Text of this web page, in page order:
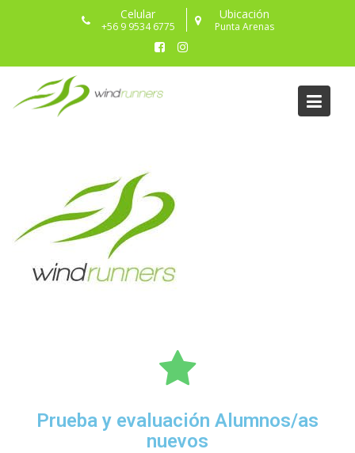
Celular
+56 9 9534 6775
Ubicación
Punta Arenas
Inscripción y pagos
Prueba y evaluación Alumnos/as
nuevos